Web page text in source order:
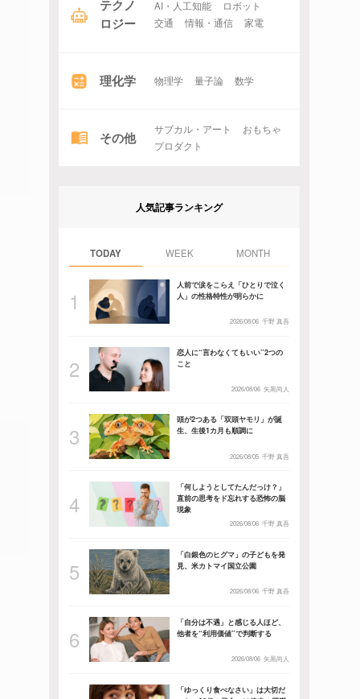
テクノ
ロジー
AI・人工知能
ロボット
交通
情報・通信 家電
理化学 物理学 量子論 数学
その他 サブカル・アート
おもちゃ
プロダクト
人気記事ランキング
TODAY WEEK MONTH
人前で涙をこらえ「ひとりで泣く
人」の性格特性が明らかに
2026/08/06 千野 真吾
恋人に“言わなくてもいい”2つの
こと
2026/08/06 矢黒尚人
頭が2つある「双頭ヤモリ」が誕
生、生後1カ月も順調に
2026/08/05 千野 真吾
「何しようとしてたんだっけ？」
直前の思考をド忘れする恐怖の脳
現象
2026/08/06 千野 真吾
「白銀色のヒグマ」の子どもを発
見、米カトマイ国立公園
2026/08/06 千野 真吾
「自分は不遇」と感じる人ほど、
他者を“利用価値”で判断する
2026/08/06 矢黒尚人
「ゆっくり食べなさい」は大切だ